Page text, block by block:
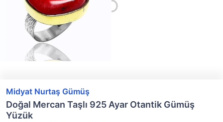
Midyat Nurtaş Gümüş
Doğal Mercan Taşlı 925 Ayar Otantik Gümüş
Yüzük